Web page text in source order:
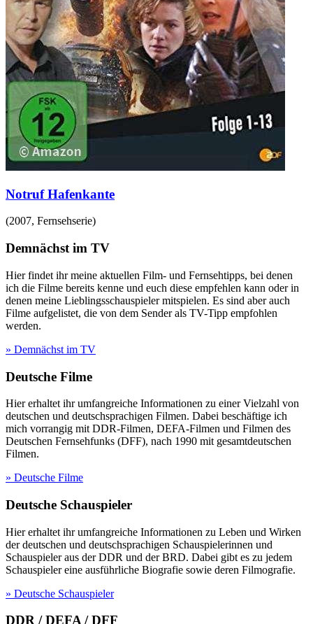
Notruf Hafenkante
(2007, Fernsehserie)
Demnächst im TV
Hier findet ihr meine aktuellen Film- und Fernsehtipps, bei denen
ich die Filme bereits kenne und euch diese empfehlen kann oder in
denen meine Lieblingsschauspieler mitspielen. Es sind aber auch
Filme aufgelistet, die von dem Sender als TV-Tipp empfohlen
werden.
» Demnächst im TV
Deutsche Filme
Hier erhaltet ihr umfangreiche Informationen zu einer Vielzahl von
deutschen und deutschsprachigen Filmen. Dabei beschäftige ich
mich vorrangig mit DDR-Filmen, DEFA-Filmen und Filmen des
Deutschen Fernsehfunks (DFF), nach 1990 mit gesamtdeutschen
Filmen.
» Deutsche Filme
Deutsche Schauspieler
Hier erhaltet ihr umfangreiche Informationen zu Leben und Wirken
der deutschen und deutschsprachigen Schauspielerinnen und
Schauspieler aus der DDR und der BRD. Dabei gibt es zu jedem
Schauspieler eine ausführliche Biografie sowie deren Filmografie.
» Deutsche Schauspieler
DDR / DEFA / DFF